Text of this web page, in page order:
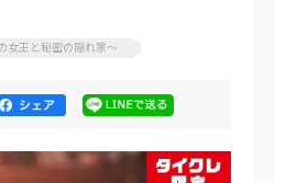
女王と秘密の隠れ家～